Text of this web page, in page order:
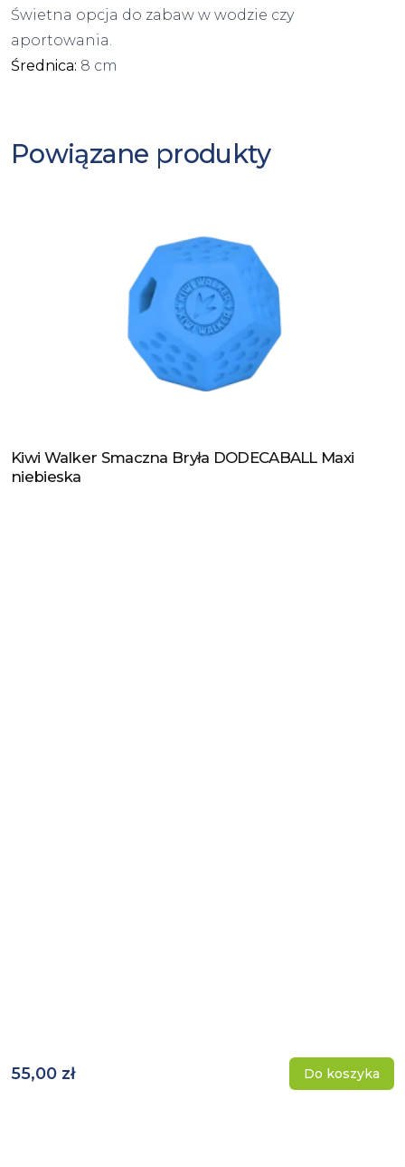
Świetna opcja do zabaw w wodzie czy
aportowania.
Średnica: 8 cm
Powiązane produkty
Zobacz produkt
Kiwi Walker Smaczna Bryła DODECABALL Maxi
niebieska
55,00 zł Do koszyka